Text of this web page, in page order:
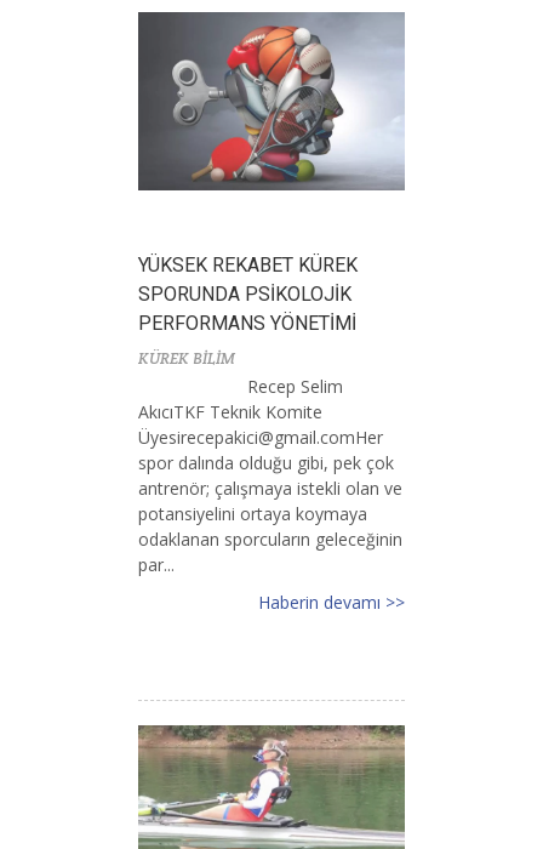
YÜKSEK REKABET KÜREK
SPORUNDA PSİKOLOJİK
PERFORMANS YÖNETİMİ
KÜREK BİLİM
Recep Selim
AkıcıTKF Teknik Komite
Üyesirecepakici@gmail.comHer
spor dalında olduğu gibi, pek çok
antrenör; çalışmaya istekli olan ve
potansiyelini ortaya koymaya
odaklanan sporcuların geleceğinin
par...
Haberin devamı >>